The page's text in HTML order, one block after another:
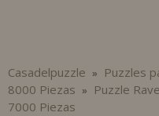
Casadelpuzzle » Puzzles
8000 Piezas »
Puzzle
7000 Piezas